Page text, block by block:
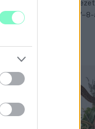
tűzshow és
augusztus 7–8-